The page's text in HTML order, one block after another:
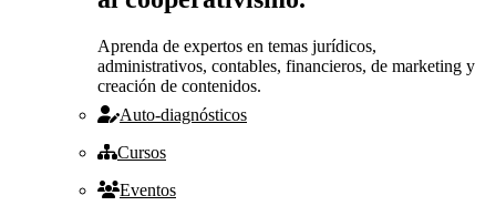
Aprenda de expertos en temas jurídicos,
administrativos, contables, financieros, de marketing y
creación de contenidos.
Auto-diagnósticos
Cursos
Eventos